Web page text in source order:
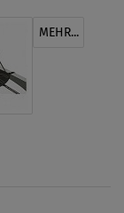
MEHR...